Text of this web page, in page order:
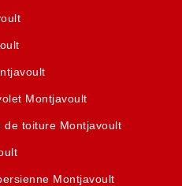
Montjavoult
de toiture Montjavoult
Montjavoult